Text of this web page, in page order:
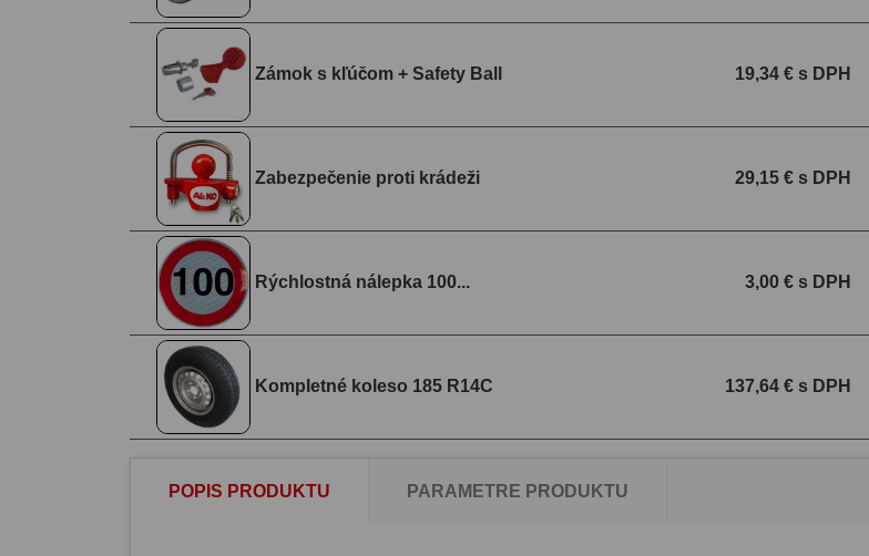
Zámok s kľúčom + Safety Ball 19,34 € s DPH
Zabezpečenie proti krádeži 29,15 € s DPH
Rýchlostná nálepka 100... 3,00 € s DPH
Kompletné koleso 185 R14C 137,64 € s DPH
POPIS PRODUKTU PARAMETRE PRODUKTU